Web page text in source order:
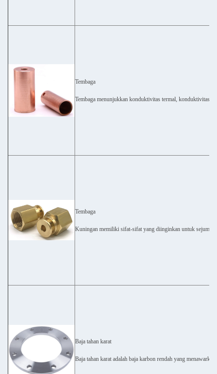
Tembaga
Tembaga menunjukkan konduktivitas termal, konduktivitas
Tembaga
Kuningan memiliki sifat-sifat yang diinginkan untuk
Baja tahan karat
Baja tahan karat adalah baja karbon rendah yang